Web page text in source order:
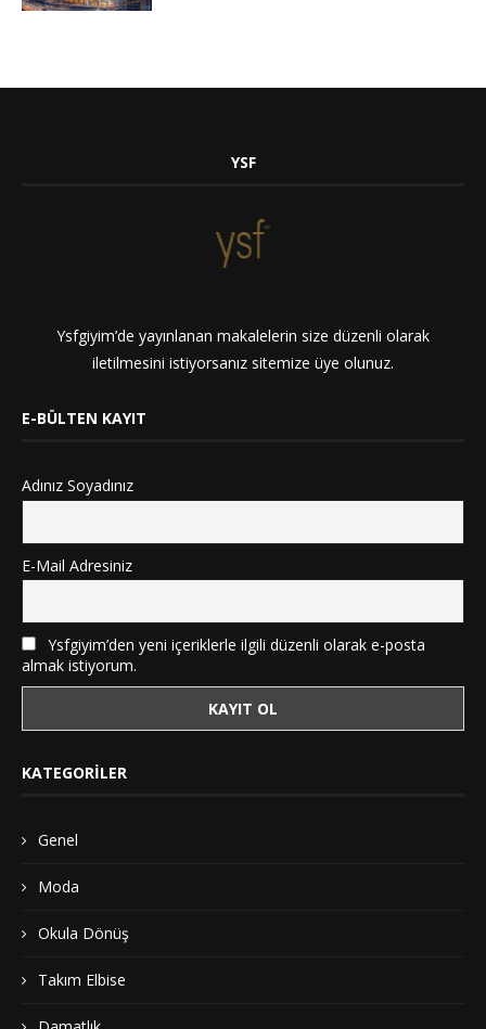
YSF
Ysfgiyim’de yayınlanan makalelerin size düzenli olarak
iletilmesini istiyorsanız sitemize üye olunuz.
E-BÜLTEN KAYIT
Adınız Soyadınız
E-Mail Adresiniz
Ysfgiyim’den yeni içeriklerle ilgili düzenli olarak e-posta
almak istiyorum.
KATEGORILER
Genel
Moda
Okula Dönüş
Takım Elbise